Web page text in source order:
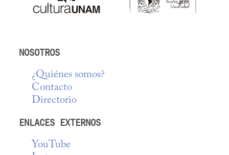
NOSOTROS
¿Quiénes somos?
Contacto
Directorio
ENLACES EXTERNOS
YouTube